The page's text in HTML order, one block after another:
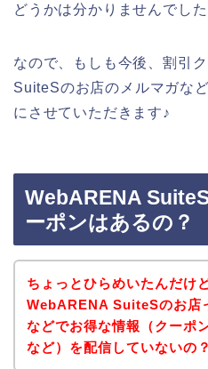
どうかは分かりませんでした
なので、もしも今後、割引
SuiteSのお店のメルマガな
にさせていただきます♪
WebARENA
ーポンはあるの？
ちょっとひらめいたんだけど
WebARENA SuiteSのお店
などでお得な情報（クーポ
など）を配信していないの？